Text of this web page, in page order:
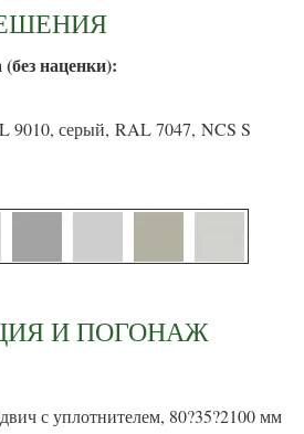
наценки):
9010, серый, RAL 7047, NCS S
И ПОГОНАЖ
с уплотнителем, 80?35?2100 мм